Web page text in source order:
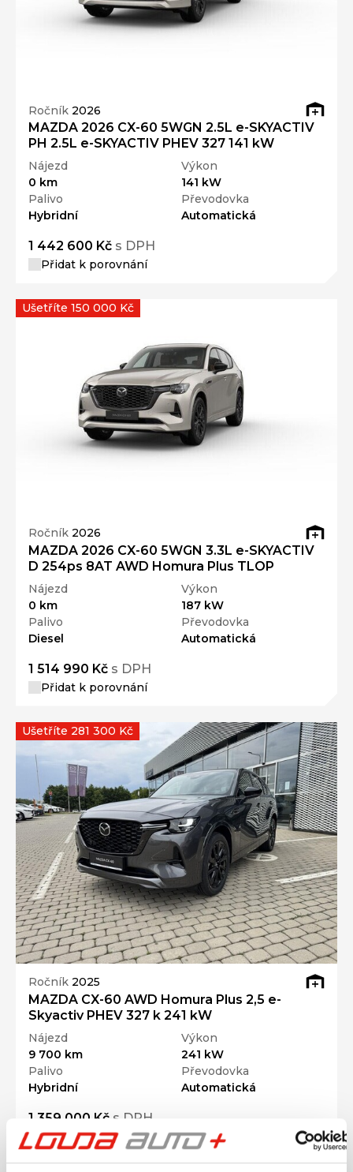
Ročník 2026
MAZDA 2026 CX-60 5WGN 2.5L e-SKYACTIV
PH 2.5L e-SKYACTIV PHEV 327 141 kW
Nájezd
0 km
Výkon
141 kW
Palivo
Hybridní
Převodovka
Automatická
1 442 600 Kč s DPH
Přidat k porovnání
Ročník 2026
MAZDA 2026 CX-60 5WGN 3.3L e-SKYACTIV
D 254ps 8AT AWD Homura Plus TLOP
Nájezd
0 km
Výkon
187 kW
Palivo
Diesel
Převodovka
Automatická
1 514 990 Kč s DPH
Přidat k porovnání
Ušetříte 150 000 Kč
Ročník 2025
MAZDA CX-60 AWD Homura Plus 2,5 e-
Skyactiv PHEV 327 k 241 kW
Nájezd
9 700 km
Výkon
241 kW
Palivo
Hybridní
Převodovka
Automatická
1 359 000 Kč s DPH
Přidat k porovnání
Ušetříte 281 300 Kč